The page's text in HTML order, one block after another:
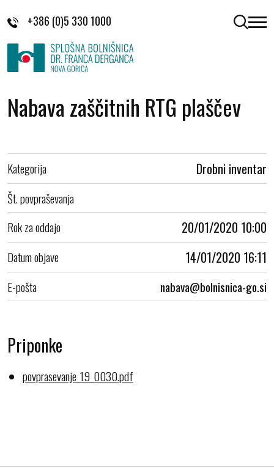
+386 (0)5 330 1000 odpri
Nabava zaščitnih RTG plaščev
Kategorija Drobni inventar
Št. povpraševanja
Rok za oddajo
20/01/2020 10:00
Datum objave 14/01/2020 16:11
E-pošta
Priponke
povprasevanje_19_0030.pdf